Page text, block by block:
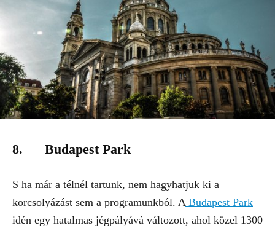
8. Budapest Park
S ha már a télnél tartunk, nem hagyhatjuk ki a
korcsolyázást sem a programunkból. A Budapest Park
idén egy hatalmas jégpályává változott, ahol közel 1300